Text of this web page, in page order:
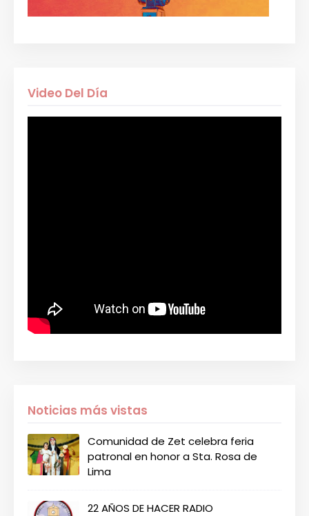
Video Del Día
Noticias más vistas
Comunidad de Zet celebra feria
patronal en honor a Sta. Rosa de
Lima
22 AÑOS DE HACER RADIO